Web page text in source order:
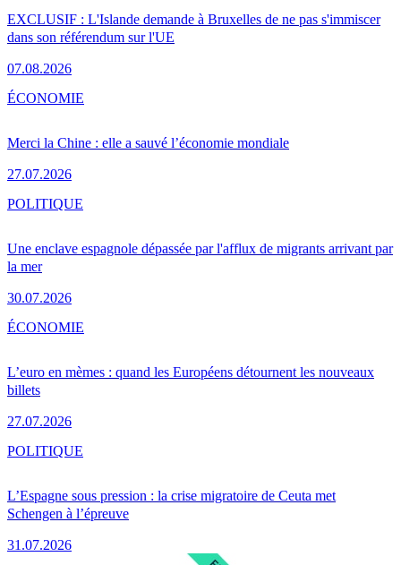
EXCLUSIF : L'Islande demande à Bruxelles de ne pas s'immiscer
dans son référendum sur l'UE
07.08.2026
Merci la Chine : elle a sauvé l’économie mondiale
27.07.2026
ÉCONOMIE
Une enclave espagnole dépassée par l'afflux de migrants arrivant par
la mer
30.07.2026
POLITIQUE
L’euro en mèmes : quand les Européens détournent les nouveaux
billets
27.07.2026
ÉCONOMIE
L’Espagne sous pression : la crise migratoire de Ceuta met
Schengen à l’épreuve
31.07.2026
POLITIQUE